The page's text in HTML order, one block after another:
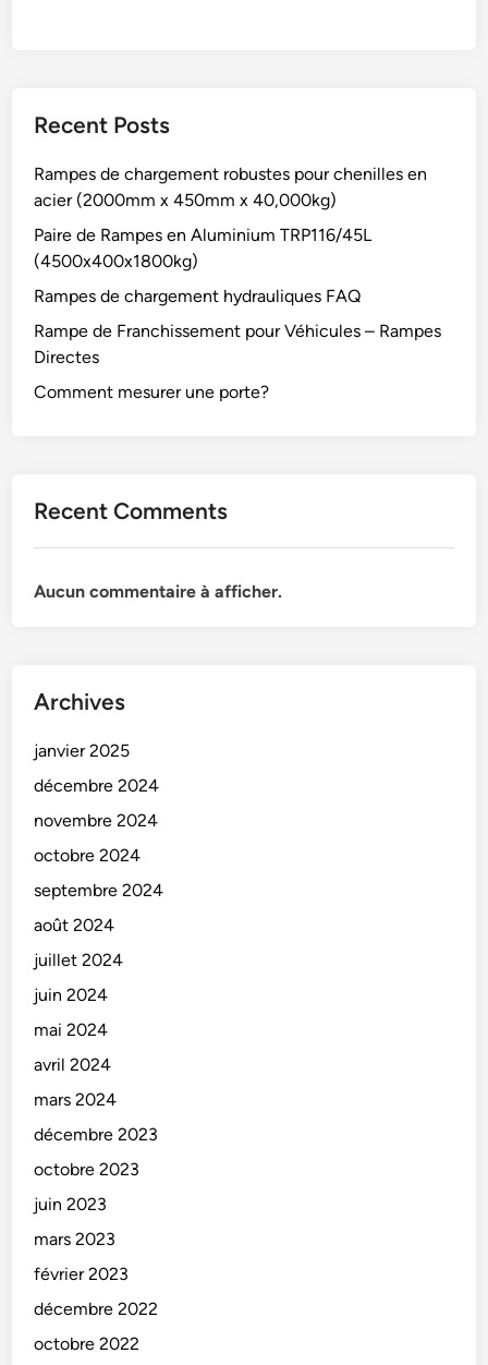
Recent Posts
Rampes de chargement robustes pour chenilles en
acier (2000mm x 450mm x 40,000kg)
Paire de Rampes en Aluminium TRP116/45L
(4500x400x1800kg)
Rampes de chargement hydrauliques FAQ
Rampe de Franchissement pour Véhicules – Rampes
Directes
Comment mesurer une porte?
Recent Comments
Aucun commentaire à afficher.
Archives
janvier 2025
décembre 2024
novembre 2024
octobre 2024
septembre 2024
août 2024
juillet 2024
juin 2024
mai 2024
avril 2024
mars 2024
décembre 2023
octobre 2023
juin 2023
mars 2023
février 2023
décembre 2022
octobre 2022